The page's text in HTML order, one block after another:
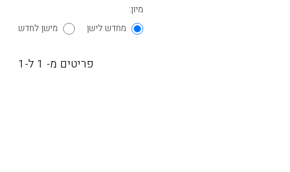
מיון:
מחדש לישן
מישן לחדש
פריטים מ- 1 ל-1